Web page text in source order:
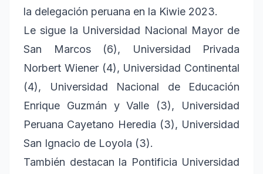
la delegación peruana en la Kiwie 2023.
Le sigue la Universidad Nacional Mayor de
San Marcos (6), Universidad Privada
Norbert Wiener (4), Universidad Continental
(4), Universidad Nacional de Educación
Enrique Guzmán y Valle (3), Universidad
Peruana Cayetano Heredia (3), Universidad
San Ignacio de Loyola (3).
También destacan la Pontificia Universidad